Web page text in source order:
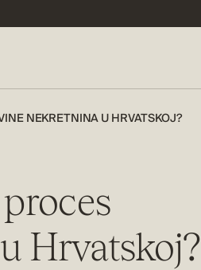
NEKRETNINA U HRVATSKOJ?
Hrvatskoj?